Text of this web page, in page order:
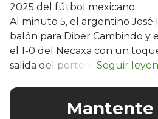
2025 del fútbol mexicano.
Al minuto 5, el argentino
balón para Diber Cambindo y
el 1-0 del Necaxa con un
salida del portero.
Mantente